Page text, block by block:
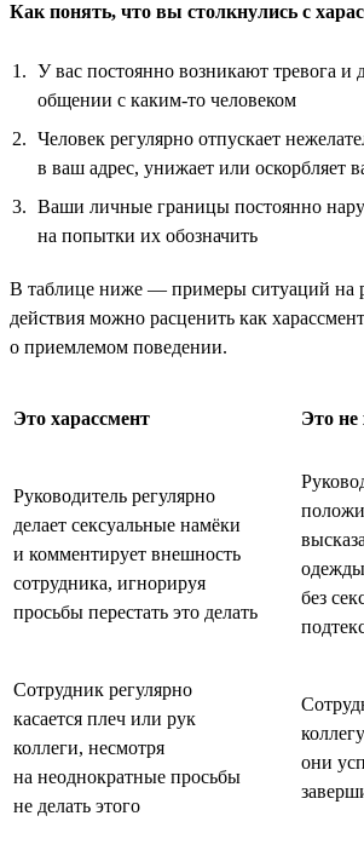
Как понять, что вы столкнулись с
У вас постоянно возникают тревога и
общении с каким-то человеком
Человек регулярно отпускает
в ваш адрес, унижает или оскорбляет
Ваши личные границы постоянно
на попытки их обозначить
В таблице ниже — примеры ситуаций на
действия можно расценить как
о приемлемом поведении.
Это харассмент Это не
Руководитель регулярно
делает сексуальные намёки
и комментирует внешность
сотрудника, игнорируя
просьбы перестать это делать
без
Сотрудник регулярно
касается плеч или рук
коллеги, несмотря
на неоднократные просьбы
не делать этого
они